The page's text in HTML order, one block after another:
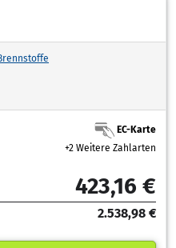
EC-Karte
+2 Weitere Zahlarten
423,16 €
2.538,98 €